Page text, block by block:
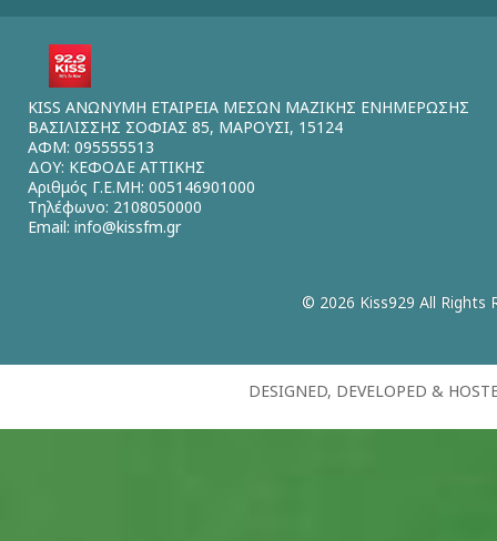
KISS ΑΝΩΝΥΜΗ ΕΤΑΙΡΕΙΑ ΜΕΣΩΝ ΜΑΖΙΚΗΣ ΕΝΗΜΕΡΩΣΗΣ
ΒΑΣΙΛΙΣΣΗΣ ΣΟΦΙΑΣ 85, ΜΑΡΟΥΣΙ, 15124
ΑΦΜ: 095555513
ΔΟΥ: ΚΕΦΟΔΕ ΑΤΤΙΚΗΣ
Αριθμός Γ.Ε.ΜΗ: 005146901000
Τηλέφωνο: 2108050000
Email: info@kissfm.gr
© 2026 Kiss929 All Rights
DESIGNED, DEVELOPED &